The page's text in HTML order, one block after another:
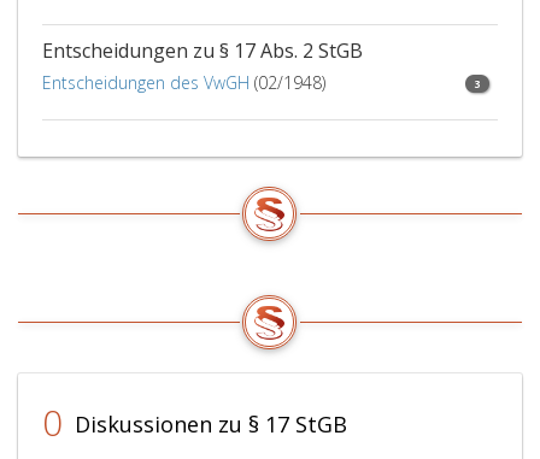
Entscheidungen zu § 17 Abs. 2 StGB
Entscheidungen des VwGH (02/1948) 3
0 Diskussionen zu § 17 StGB